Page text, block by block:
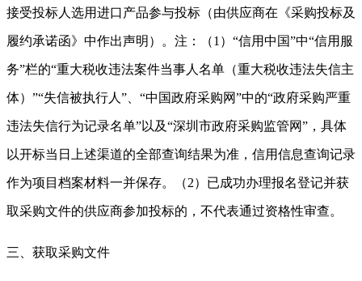
接受投标人选用进口产品参与投标（由供应商在《采购投标及
履约承诺函》中作出声明）。注：（1 ）“信用中国”中“信用服
务”栏的“重大税收违法案件当事人名单（重大税收违法失信主
体）”“失信被执行人”、“中国政府采购网”中的“政府采购严重
违法失信行为记录名单”以及“深圳市政府采购监管网”，具体
以开标当日上述渠道的全部查询结果为准，信用信息查询记录
作为项目档案材料一并保存。（2）已成功办理报名登记并获
取采购文件的供应商参加投标的，不代表通过资格性审查。
三、获取采购文件